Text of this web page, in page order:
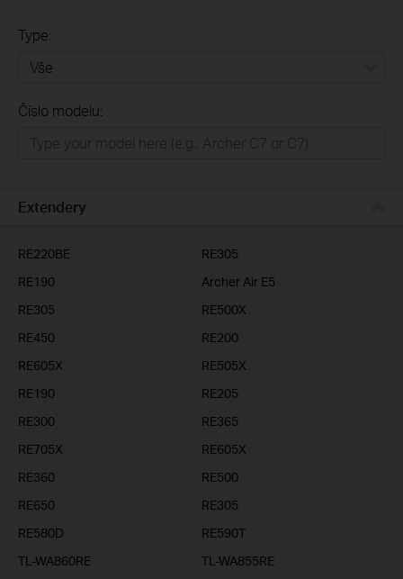
Type:
Business
Číslo modelu:
Extendery
RE220BE
RE305
RE190
Archer Air E5
RE305
RE500X
RE450
RE200
RE605X
RE505X
RE190
RE205
RE300
RE365
RE705X
RE605X
RE360
RE500
RE650
RE305
RE580D
RE590T
TL-WA860RE
TL-WA855RE